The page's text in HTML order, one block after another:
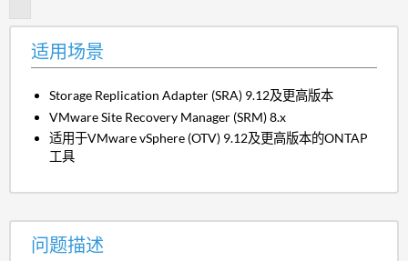
适用场景
Storage Replication Adapter (SRA) 9.12及更高版本
VMware Site Recovery Manager (SRM) 8.x
适用于VMware vSphere (OTV) 9.12及更高版本的ONTAP
工具
问题描述